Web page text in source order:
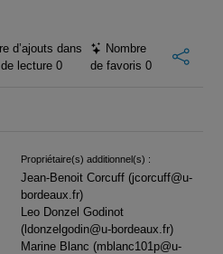
d’ajouts dans
lecture0
Nombre
de favoris 0
Propriétaire(s) additionnel(s) :
Jean-Benoit Corcuff (jcorcuff@u-
bordeaux.fr)
Leo Donzel Godinot
(ldonzelgodin@u-bordeaux.fr)
Marine Blanc (mblanc101p@u-